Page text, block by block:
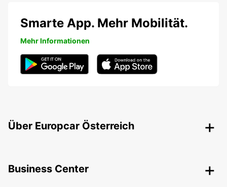
Smarte App. Mehr Mobilität.
Mehr Informationen
Über Europcar Österreich
Business Center